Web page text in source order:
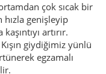
çok sıcak bir
hızla genişleyip
artırır.
Kışın giydiğimiz yünlü
egzamalı